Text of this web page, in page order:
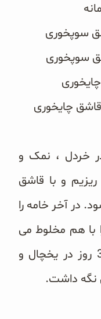
سوپخوری
سوپخوری
چایخوری
خردل ، نمک و
و با قاشق
در آخر خامه را
با هم مخلوط می
کنیم. سس خردل را حداکثر 3 روز در یخچال و
نگه داشت.